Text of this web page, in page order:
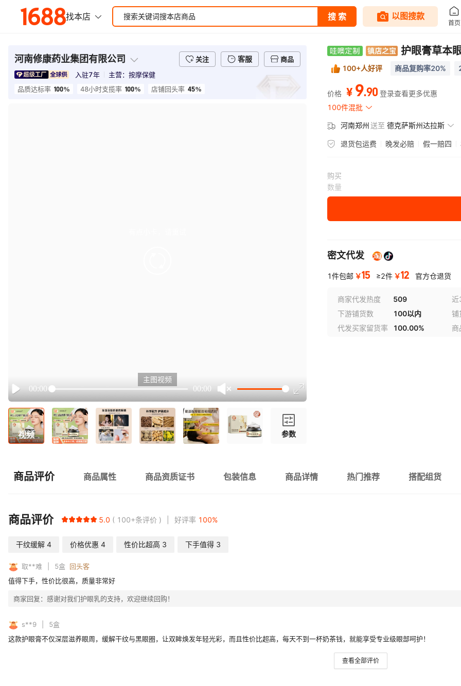
河南修康药业集团有限公司 关注 客服
商品
入驻7年 主营： 按摩保健
品质达标率 100% 48小时支揽率 100% 店铺回头率 45%
Play
00:00 00:00
主图视频
视频 参数
100+人好评 商品复购率20%
价格 ¥ 9.90 登录查看更多优惠
100件混批
河南郑州送至 德克萨斯州达拉斯
退货包运费 晚发必赔 假一赔四
购买
数量
密文代发
1件包邮 ￥15 ≥2件 ￥12 官方仓退货
商家代发热度 509
近
下游铺货数
100以内
铺
代发买家留货率
100.00% 商
商品评价 商品属性 商品资质证书 包装信息 商品详情 热门推荐 搭配组货
商品评价 5.0 100+条评价 好评率 100%
干纹缓解 4 价格优惠 4 性价比超高 3 下手值得 3
取**难 5盒
回头客
值得下手，性价比很高，质量非常好
商家回复： 感谢对我们护眼乳的支持，欢迎继续回购！
s**9 5盒
这款护眼膏不仅深层滋养眼周，缓解干纹与黑眼圈，让双眸焕发年轻光彩，而且性价比超高，每天不到一杯奶茶钱，就能享受专业级眼部呵护！
查看全部评价